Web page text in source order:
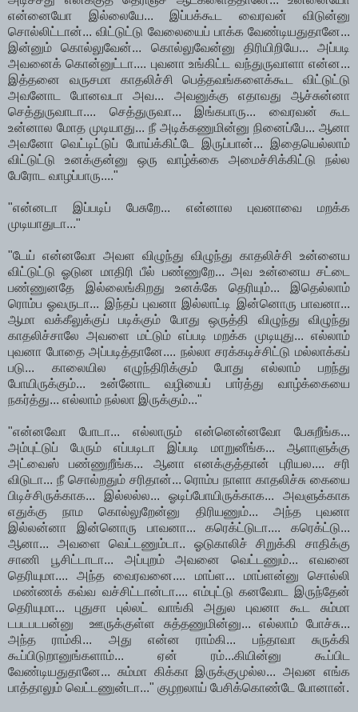
என்னையோ இல்லையே... இப்பக்கூட வைரவன் விடுன்னு
சொல்லிட்டான்... விட்டுட்டு வேலையைப் பாக்க வேண்டியதுதானே...
இன்னும் கொல்லுவேன்... கொல்லுவேன்னு திரியிறியே... அப்படி
அவனைக் கொன்னுட்டா.... புவனா உங்கிட்ட வந்துருவாளா என்ன...
இத்தனை வருசமா காதலிச்சி பெத்தவங்களைக்கூட விட்டுட்டு
அவனோட போனவடா அவ... அவனுக்கு எதாவது ஆச்சுன்னா
செத்துருவாடா.... செத்துருவா... இங்கபாரு... வைரவன் கூட
உன்னால மோத முடியாது... நீ அடிக்கணுமின்னு நினைப்பே... ஆனா
அவனோ வெட்டிட்டுப் போய்க்கிட்டே இருப்பான்... இதையெல்லாம்
விட்டுட்டு உனக்குன்னு ஒரு வாழ்க்கை அமைச்சிக்கிட்டு நல்ல
பேரோட வாழப்பாரு...."
"என்னடா இப்படிப் பேசுறே... என்னால புவனாவை மறக்க
முடியாதுடா..."
"டேய் என்னவோ அவள விழுந்து விழுந்து காதலிச்சி உன்னைய
விட்டுட்டு ஓடுன மாதிரி பீல் பண்ணுறே... அவ உன்னைய சட்டை
பண்ணுனதே இல்லைங்கிறது உனக்கே தெரியும்... இதெல்லாம்
ரொம்ப ஓவருடா... இந்தப் புவனா இல்லாட்டி இன்னொரு பாவனா...
ஆமா வக்கீலுக்குப் படிக்கும் போது ஒருத்தி விழுந்து விழுந்து
காதலிச்சாலே அவளை மட்டும் எப்படி மறக்க முடியுது... எல்லாம்
புவனா போதை அப்படித்தானே.... நல்லா சரக்கடிச்சிட்டு மல்லாக்கப்
படு... காலையில எழுந்திரிக்கும் போது எல்லாம் பறந்து
போயிருக்கும்... உன்னோட வழியைப் பார்த்து வாழ்க்கையை
நகர்த்து... எல்லாம் நல்லா இருக்கும்..."
"என்னவோ போடா... எல்லாரும் என்னென்னவோ பேசுறீங்க...
அம்புட்டுப் பேரும் எப்படிடா இப்படி மாறுனீங்க... ஆளாளுக்கு
அட்வைஸ் பண்ணுறீங்க... ஆனா எனக்குத்தான் புரியல.... சரி
விடுடா... நீ சொல்றதும் சரிதான்... ரொம்ப நாளா காதலிச்சு கையை
பிடிச்சிருக்காக... இல்லல்ல... ஓடிப்போயிருக்காக... அவளுக்காக
எதுக்கு நாம கொல்லுறேன்னு திரியணும்... அந்த புவனா
இல்லன்னா இன்னொரு பாவனா... கரெக்ட்டுடா.... கரெக்ட்டு...
ஆனா... அவளை வெட்டணும்டா.. ஓடுகாலிச் சிறுக்கி சாதிக்கு
சாணி பூசிட்டாடா... அப்புறம் அவனை வெட்டணும்... எவனை
தெரியுமா.... அந்த வைரவனை.... மாப்ள... மாப்ளன்னு சொல்லி
மண்ணக் கவ்வ வச்சிட்டான்டா.... எம்புட்டு கனவோட இருந்தேன்
தெரியுமா... புதுசா புல்லட் வாங்கி அதுல புவனா கூட சும்மா
டபடபடபன்னு ஊருக்குள்ள சுத்தணுமின்னு... எல்லாம் போச்சு...
அந்த ராம்கி... அது என்ன ராம்கி... பந்தாவா சுருக்கி
கூப்பிடுறானுங்களாம்... ஏன் ரம்...கியின்னு கூப்பிட
வேண்டியதுதானே... சும்மா கிக்கா இருக்குமுல்ல... அவன எங்க
பாத்தாலும் வெட்டணுன்டா..." குழறலாய் பேசிக்கொண்டே போனான்.